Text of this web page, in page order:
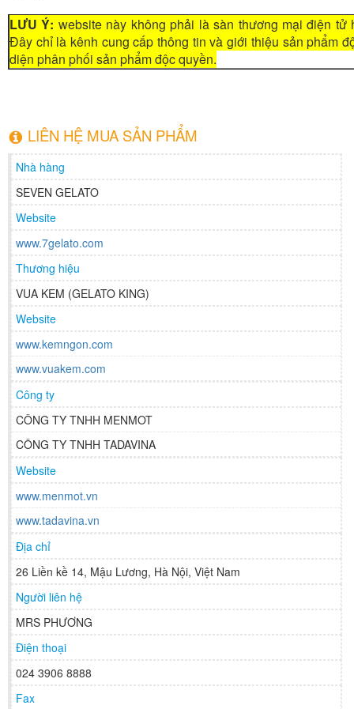
LƯU Ý: website này không phải là sàn thương mại điện tử
Đây chỉ là kênh cung cấp thông tin và giới thiệu sản phẩm
diện phân phối sản phẩm độc quyền.
LIÊN HỆ MUA SẢN PHẨM
Nhà hàng
SEVEN GELATO
Website
www.7gelato.com
Thương hiệu
VUA KEM (GELATO KING)
Website
www.kemngon.com
www.vuakem.com
Công ty
CÔNG TY TNHH MENMOT
CÔNG TY TNHH TADAVINA
Website
www.menmot.vn
www.tadavina.vn
Địa chỉ
26 Liền kề 14, Mậu Lương, Hà Nội, Việt Nam
Người liên hệ
MRS PHƯƠNG
Điện thoại
024 3906 8888
Fax